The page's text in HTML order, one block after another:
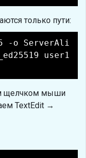
только пути:
-o ServerAli
user1
щелчком мыши
TextEdit →